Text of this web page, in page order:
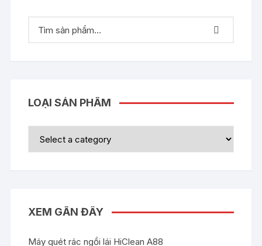
LOẠI SẢN PHẨM
XEM GẦN ĐÂY
Máy quét rác ngồi lái HiClean A88